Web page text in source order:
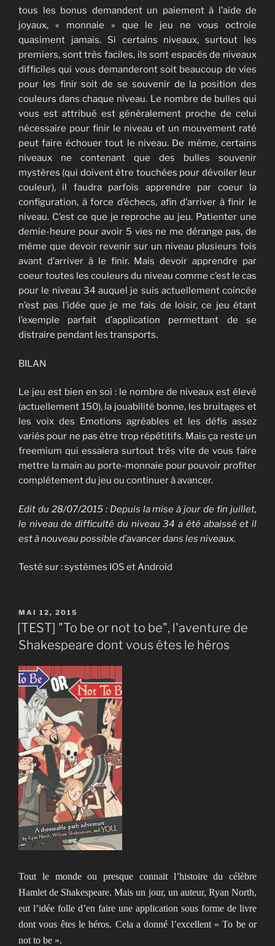
tous les bonus demandent un paiement à l’aide de
joyaux, « monnaie » que le jeu ne vous octroie
quasiment jamais. Si certains niveaux, surtout les
premiers, sont très faciles, ils sont espacés de niveaux
difficiles qui vous demanderont soit beaucoup de vies
pour les finir soit de se souvenir de la position des
couleurs dans chaque niveau. Le nombre de bulles qui
vous est attribué est génèralement proche de celui
nécessaire pour finir le niveau et un mouvement raté
peut faire échouer tout le niveau. De même, certains
niveaux ne contenant que des bulles souvenir
mystères (qui doivent être touchées pour dévoiler leur
couleur), il faudra parfois apprendre par coeur la
configuration, à force d’échecs, afin d’arriver à finir le
niveau. C’est ce que je reproche au jeu. Patienter une
demie-heure pour avoir 5 vies ne me dérange pas, de
même que devoir revenir sur un niveau plusieurs fois
avant d’arriver à le finir. Mais devoir apprendre par
coeur toutes les couleurs du niveau comme c’est le cas
pour le niveau 34 auquel je suis actuellement coincée
n’est pas l’idée que je me fais de loisir, ce jeu étant
l’exemple parfait d’application permettant de se
distraire pendant les transports.
BILAN
Le jeu est bien en soi : le nombre de niveaux est élevé
(actuellement 150), la jouabilité bonne, les bruitages et
les voix des Emotions agréables et les défis assez
variés pour ne pas être trop répétitifs. Mais ça reste un
freemium qui essaiera surtout très vite de vous faire
mettre la main au porte-monnaie pour pouvoir profiter
complétement du jeu ou continuer à avancer.
Edit du 28/07/2015 : Depuis la mise à jour de fin juillet,
le niveau de difficulté du niveau 34 a été abaissé et il
est à nouveau possible d’avancer dans les niveaux.
Testé sur : systèmes IOS et Androïd
PUBLIÉ
LE
MAI 12, 2015
[TEST] "To be or not to be", l'aventure de
Shakespeare dont vous êtes le héros
Tout le monde ou presque connait l’histoire du célèbre
Hamlet de Shakespeare. Mais un jour, un auteur, Ryan North,
eut l’idée folle d’en faire une application sous forme de livre
dont vous êtes le héros. Cela a donné l’excellent « To be or
not to be ».